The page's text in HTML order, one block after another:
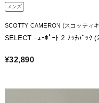
メンズ
SCOTTY CAMERON (スコッティ
SELECT ﾆｭｰﾎﾟｰﾄ 2 ﾉｯﾁﾊﾞｯｸ
¥32,890